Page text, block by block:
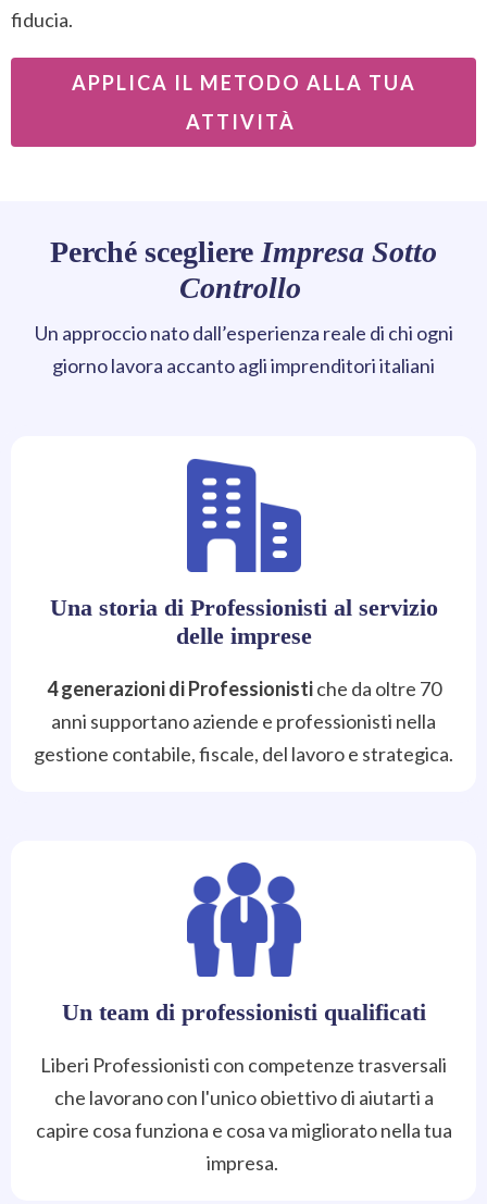
fiducia.
APPLICA IL METODO ALLA TUA
ATTIVITÀ
Perché scegliere Impresa Sotto
Controllo
Un approccio nato dall’esperienza reale di chi ogni
giorno lavora accanto agli imprenditori italiani
Una storia di Professionisti al servizio
delle imprese
4 generazioni di Professionistiche da oltre 70
anni supportano aziende e professionisti nella
gestione contabile, fiscale, del lavoro e strategica.
Un team di professionisti qualificati
Liberi Professionisti con competenze trasversali
che lavorano con l'unico obiettivo di aiutarti a
capire cosa funziona e cosa va migliorato nella tua
impresa.